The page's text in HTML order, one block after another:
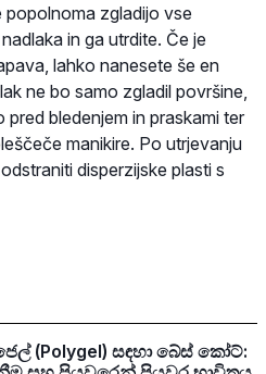
popolnoma zgladijo vse
in ga utrdite. Če je
lahko nanesete še en
ne bo samo zgladil površine,
bledenjem in praskami ter
manikire. Po utrjevanju
disperzijske plasti s
(Polygel) සඳහා බේස් කෝට්: